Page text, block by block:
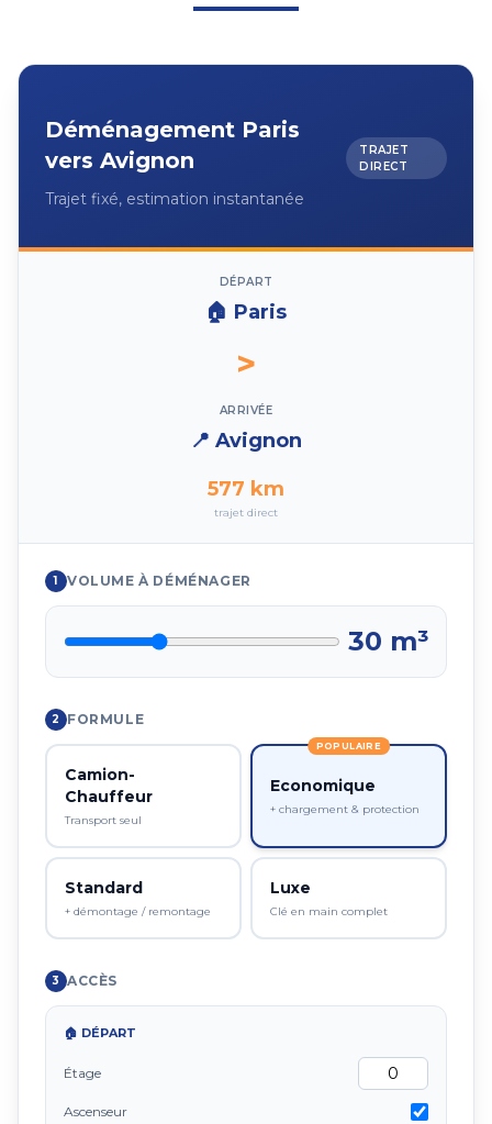
Déménagement Paris
vers Avignon
Trajet fixé, estimation instantanée
TRAJET
DIRECT
DÉPART
🏠 Paris
>
ARRIVÉE
📍 Avignon
577 km
trajet direct
1 VOLUME À DÉMÉNAGER
30 m³
2 FORMULE
Camion-
Chauffeur
Transport seul
POPULAIRE
Economique
+ chargement & protection
Standard
+ démontage / remontage
Luxe
Clé en main complet
3 ACCÈS
🏠 DÉPART
Étage
Ascenseur